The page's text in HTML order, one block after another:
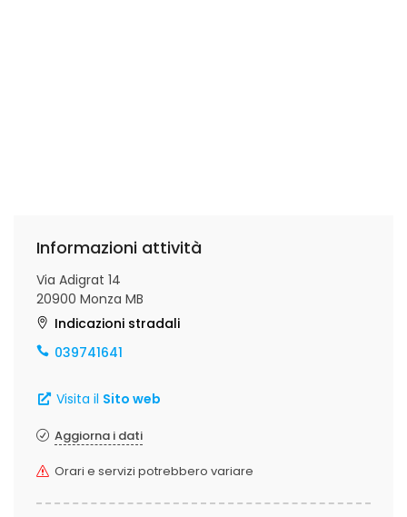
Informazioni attività
Via Adigrat 14
20900 Monza MB
Indicazioni stradali
039741641
Visita il Sito web
Aggiorna i dati
Orari e servizi potrebbero variare